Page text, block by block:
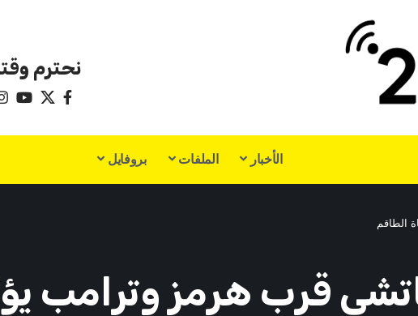
نحترم
الأخبار الملفات بروفايل
الطاقم
قرب هرمز وترامب